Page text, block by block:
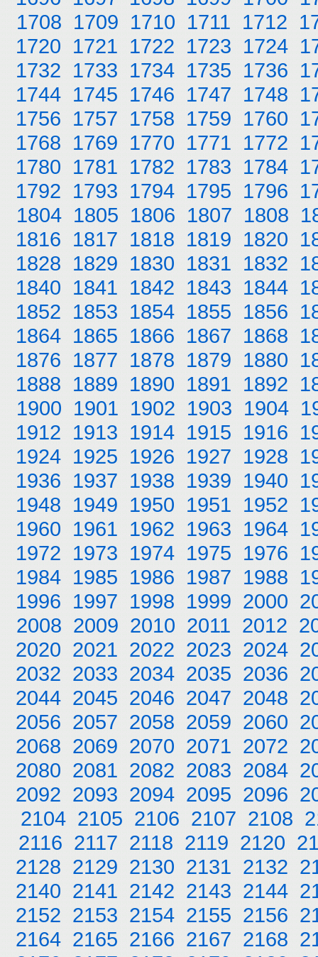
1708 1709 1710 1711 1712
1720 1721 1722 1723 1724
1732 1733 1734 1735 1736
1744 1745 1746 1747 1748
1756 1757 1758 1759 1760
1768 1769 1770 1771 1772
1780 1781 1782 1783 1784
1792 1793 1794 1795 1796
1804 1805 1806 1807 1808
1816 1817 1818 1819 1820
1828 1829 1830 1831 1832
1840 1841 1842 1843 1844
1852 1853 1854 1855 1856
1864 1865 1866 1867 1868
1876 1877 1878 1879 1880
1888 1889 1890 1891 1892
1900 1901 1902 1903 1904
1912 1913 1914 1915 1916
1924 1925 1926 1927 1928
1936 1937 1938 1939 1940
1948 1949 1950 1951 1952
1960 1961 1962 1963 1964
1972 1973 1974 1975 1976
1984 1985 1986 1987 1988
1996 1997 1998 1999 2000
2008 2009 2010 2011 2012
2020 2021 2022 2023 2024
2032 2033 2034 2035 2036
2044 2045 2046 2047 2048
2056 2057 2058 2059 2060
2068 2069 2070 2071 2072
2080 2081 2082 2083 2084
2092 2093 2094 2095 2096
2104 2105 2106 2107 2108
2116 2117 2118 2119 2120
2128 2129 2130 2131 2132
2140 2141 2142 2143 2144
2152 2153 2154 2155 2156
2164 2165 2166 2167 2168